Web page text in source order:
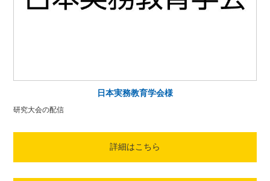
日本実務教育学会様
研究大会の配信
詳細はこちら